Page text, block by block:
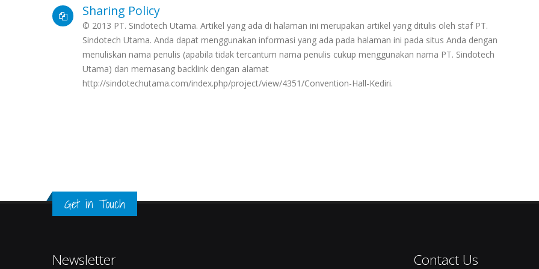
Sharing Policy
© 2013 PT. Sindotech Utama. Artikel yang ada di halaman ini merupakan artikel yang ditulis oleh staf PT.
Sindotech Utama. Anda dapat menggunakan informasi yang ada pada halaman ini pada situs Anda dengan
menuliskan nama penulis (apabila tidak tercantum nama penulis cukup menggunakan nama PT. Sindotech
Utama) dan memasang backlink dengan alamat
http://sindotechutama.com/index.php/project/view/4351/Convention-Hall-Kediri.
Get in Touch
Newsletter Contact Us